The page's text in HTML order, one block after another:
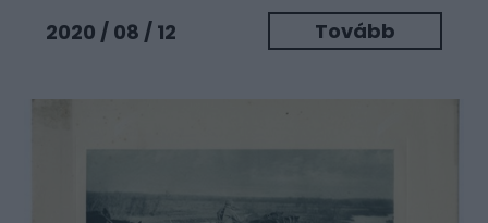
2020 / 08 / 12 Tovább